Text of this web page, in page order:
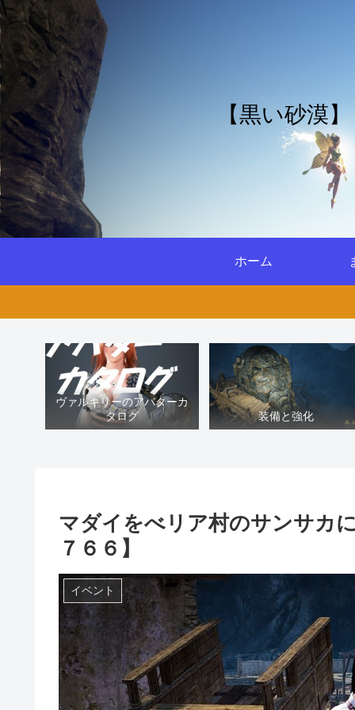
【黒い砂漠
ホーム
ヴァルキリーのアバターカ
タログ
装備と強化
マダイをべリア村のサンサカ
７６６】
イベント